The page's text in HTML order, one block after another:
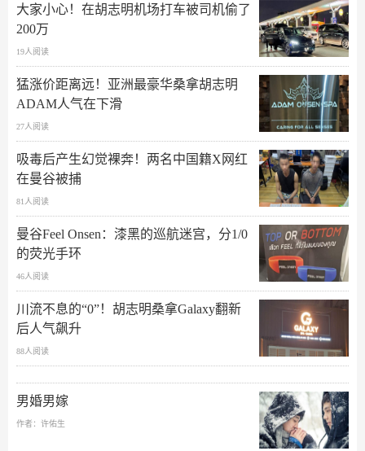
大家小心！在胡志明机场打车被司机偷了
200万
19人阅读
猛涨价距离远！亚洲最豪华桑拿胡志明
ADAM人气在下滑
27人阅读
吸毒后产生幻觉裸奔！两名中国籍X网红
在曼谷被捕
81人阅读
曼谷Feel Onsen：漆黑的巡航迷宫，分1/0
的荧光手环
46人阅读
川流不息的“0”！胡志明桑拿Galaxy翻新
后人气飙升
88人阅读
男婚男嫁
作者：许佑生